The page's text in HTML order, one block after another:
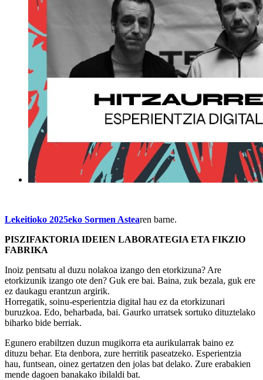
Lekeitioko 2025eko Sormen Astearen barne.
PISZIFAKTORIA IDEIEN LABORATEGIA ETA FIKZIO
FABRIKA
Inoiz pentsatu al duzu nolakoa izango den etorkizuna? Are
etorkizunik izango ote den? Guk ere bai. Baina, zuk bezala, guk ere
ez daukagu erantzun argirik.
Horregatik, soinu-esperientzia digital hau ez da etorkizunari
buruzkoa. Edo, beharbada, bai. Gaurko urratsek sortuko dituztelako
biharko bide berriak.
Egunero erabiltzen duzun mugikorra eta aurikularrak baino ez
dituzu behar. Eta denbora, zure herritik paseatzeko. Esperientzia
hau, funtsean, oinez gertatzen den jolas bat delako. Zure erabakien
mende dagoen banakako ibilaldi bat.